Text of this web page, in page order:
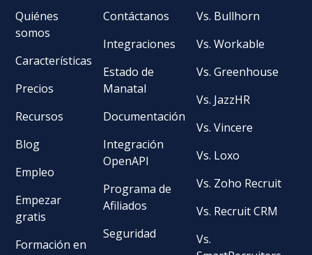
Quiénes
somos
Características
Precios
Recursos
Blog
Empleo
Empezar
gratis
Formación en
Contáctanos
Integraciones
Estado de
Manatal
Documentación
Integración
OpenAPI
Programa de
Afiliados
Seguridad
Vs. Bullhorn
Vs. Workable
Vs. Greenhouse
Vs. JazzHR
Vs. Vincere
Vs. Loxo
Vs. Zoho Recruit
Vs. Recruit CRM
Vs.